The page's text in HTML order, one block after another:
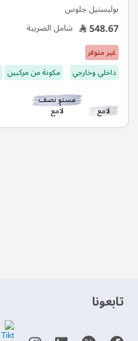
بوليستيل جلوس
548.67 شامل الضريبة
غير متوفر
داخلي وخارجي
مكونة من مركبين
لامع
مستوٍ نصف
لامع
‫تابعونا‬